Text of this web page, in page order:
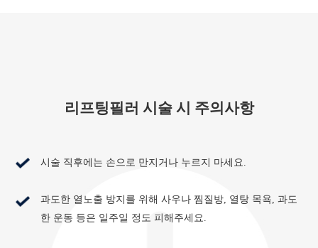
리프팅필러 시술 시 주의사항
시술 직후에는 손으로 만지거나 누르지 마세요.
과도한 열노출 방지를 위해 사우나 찜질방, 열탕 목욕, 과도
한 운동 등은 일주일 정도 피해주세요.